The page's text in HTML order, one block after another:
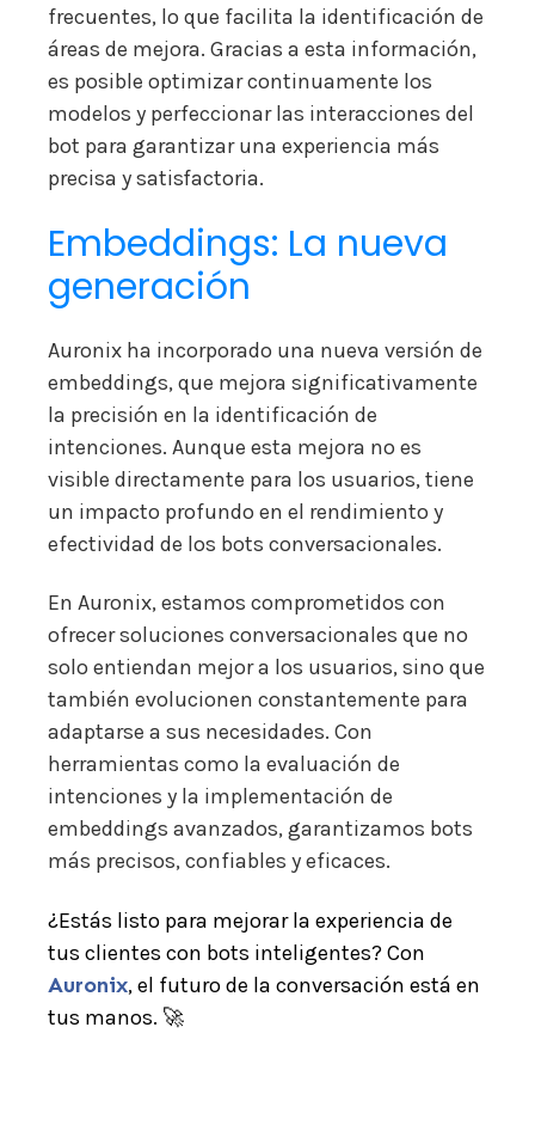
frecuentes, lo que facilita la identificación de
áreas de mejora. Gracias a esta información,
es posible optimizar continuamente los
modelos y perfeccionar las interacciones del
bot para garantizar una experiencia más
precisa y satisfactoria.
Embeddings: La nueva
generación
Auronix ha incorporado una nueva versión de
embeddings, que mejora significativamente
la precisión en la identificación de
intenciones. Aunque esta mejora no es
visible directamente para los usuarios, tiene
un impacto profundo en el rendimiento y
efectividad de los bots conversacionales.
En Auronix, estamos comprometidos con
ofrecer soluciones conversacionales que no
solo entiendan mejor a los usuarios, sino que
también evolucionen constantemente para
adaptarse a sus necesidades. Con
herramientas como la evaluación de
intenciones y la implementación de
embeddings avanzados, garantizamos bots
más precisos, confiables y eficaces.
¿Estás listo para mejorar la experiencia de
tus clientes con bots inteligentes? Con
Auronix, el futuro de la conversación está en
tus manos. 🚀